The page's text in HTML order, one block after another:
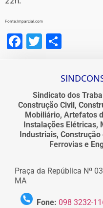
Fonte:Imparcial.com
Facebook
Twitter
Sindicato dos
Construção Civil,
Mobiliário, Artefatos
Instalações Elétricas,
Industriais,
Ferrovias e
Praça da República Nº
MA
Fone: 098 3232-